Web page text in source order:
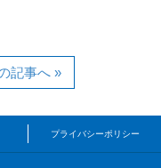
記事へ »
プライバシーポリシー